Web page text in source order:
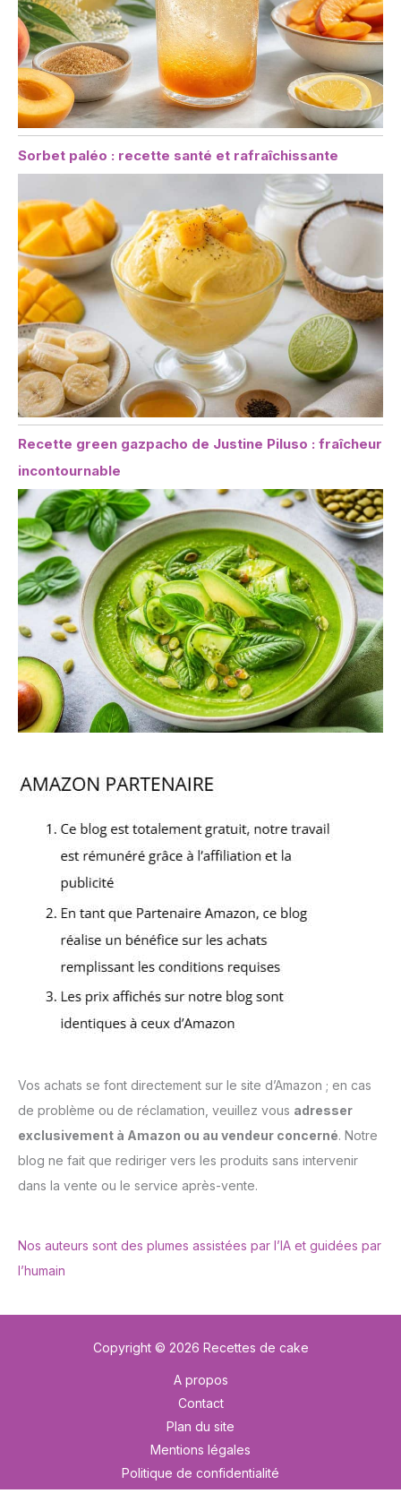
Sorbet paléo : recette santé et rafraîchissante
Recette green gazpacho de Justine Piluso : fraîcheur
incontournable
Vos achats se font directement sur le site d’Amazon ; en cas
de problème ou de réclamation, veuillez vous adresser
exclusivement à Amazon ou au vendeur concerné. Notre
blog ne fait que rediriger vers les produits sans intervenir
dans la vente ou le service après-vente.
Nos auteurs sont des plumes assistées par l’IA et guidées par
l’humain
Copyright © 2026 Recettes de cake
A propos
Contact
Plan du site
Mentions légales
Politique de confidentialité